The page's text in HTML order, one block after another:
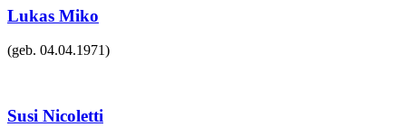
Lukas Miko
(geb. 04.04.1971)
Susi Nicoletti